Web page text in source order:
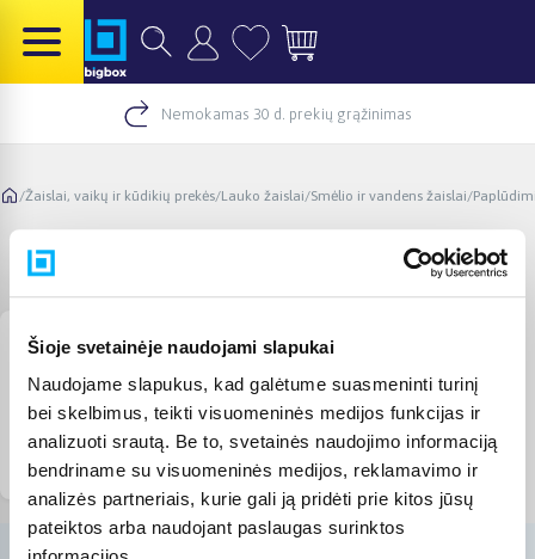
Šioje svetainėje naudojami slapukai
Naudojame slapukus, kad galėtume suasmeninti turinį
bei skelbimus, teikti visuomeninės medijos funkcijas ir
analizuoti srautą. Be to, svetainės naudojimo informaciją
bendriname su visuomeninės medijos, reklamavimo ir
analizės partneriais, kurie gali ją pridėti prie kitos jūsų
pateiktos arba naudojant paslaugas surinktos
Nemokamas 30 d. prekių grąžinimas
/Žaislai, vaikų ir kūdikių prekės/Lauko žaislai/Smėlio ir vandens žaislai/
Plaukimo aksesuarai
Akinukai, nardymo
vamzdeliai
Baseino kepurės